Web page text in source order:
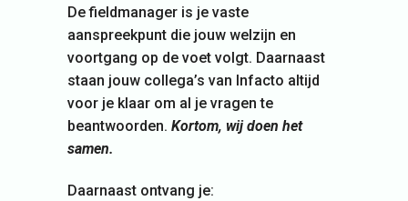
De fieldmanager is je vaste
aanspreekpunt die jouw welzijn en
voortgang op de voet volgt. Daarnaast
staan jouw collega’s van Infacto altijd
voor je klaar om al je vragen te
beantwoorden. Kortom, wij doen het
samen.
Daarnaast ontvang je: